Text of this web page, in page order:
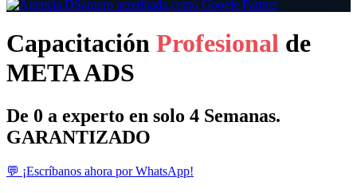
Capacitación Profesional de
META ADS
De 0 a experto en solo 4 Semanas.
GARANTIZADO
💬 ¡Escríbanos ahora por WhatsApp!